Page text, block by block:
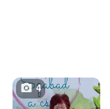
4